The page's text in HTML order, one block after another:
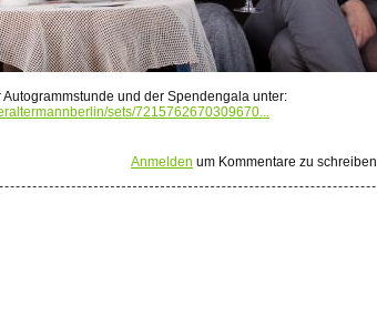
und der Spendengala unter:
sets/7215762670309670...
Anmelden um Kommentare zu schreiben